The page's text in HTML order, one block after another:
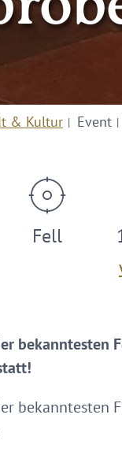
& Kultur Event
Fell
bekanntesten
bekanntesten